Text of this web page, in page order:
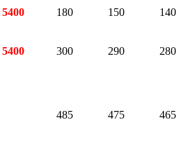
5400 180 150 140
5400 300 290
280
485 475 465